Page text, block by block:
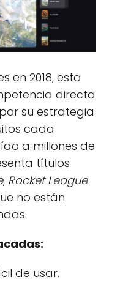
en 2018, esta
directa
su estrategia
cada
a millones de
títulos
, Rocket League
no están
de usar.